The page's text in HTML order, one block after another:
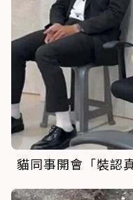
貓同事開會「裝認